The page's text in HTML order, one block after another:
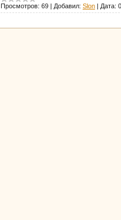
Просмотров: 69 | Добавил: Slon | Дата: